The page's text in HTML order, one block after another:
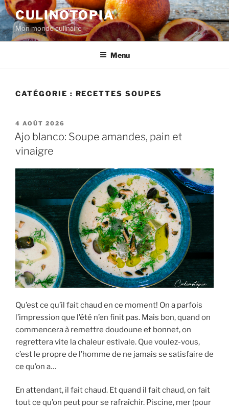
Aller
au
contenu
principal
CULINOTOPIA
Mon monde culinaire
Menu
CATÉGORIE : RECETTES SOUPES
PUBLIÉ
LE
4 AOÛT 2026
Ajo blanco: Soupe amandes, pain et
vinaigre
Qu’est ce qu’il fait chaud en ce moment! On a parfois
l’impression que l’été n’en finit pas. Mais bon, quand on
commencera à remettre doudoune et bonnet, on
regrettera vite la chaleur estivale. Que voulez-vous,
c’est le propre de l’homme de ne jamais se satisfaire de
ce qu’on a…
En attendant, il fait chaud. Et quand il fait chaud, on fait
tout ce qu’on peut pour se rafraîchir. Piscine, mer (pour